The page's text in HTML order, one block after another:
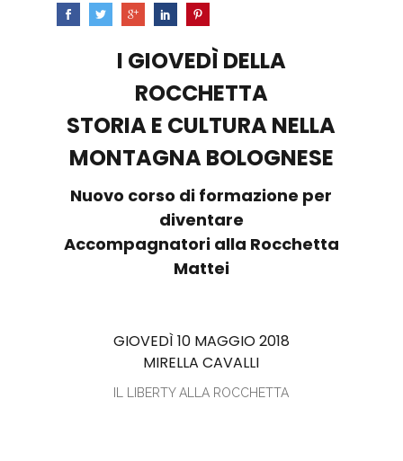
I GIOVEDÌ DELLA
ROCCHETTA
STORIA E CULTURA NELLA
MONTAGNA BOLOGNESE
Nuovo corso di formazione per
diventare
Accompagnatori alla Rocchetta
Mattei
GIOVEDÌ 10 MAGGIO 2018
MIRELLA CAVALLI
IL LIBERTY ALLA ROCCHETTA